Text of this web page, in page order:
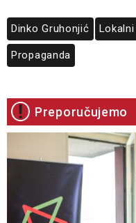
Dinko Gruhonjić
Propaganda
Preporučujemo